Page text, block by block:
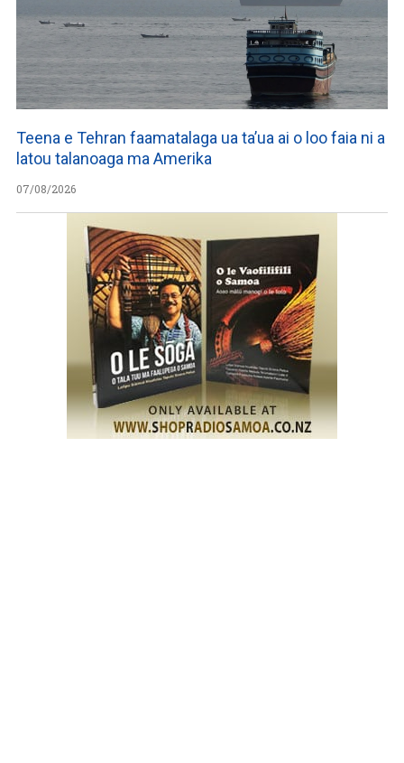
Teena e Tehran faamatalaga ua ta’ua ai o loo faia ni a
latou talanoaga ma Amerika
07/08/2026